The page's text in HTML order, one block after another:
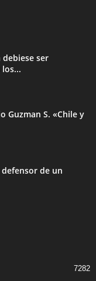
ser
Guzman S. «Chile y
de un
7282